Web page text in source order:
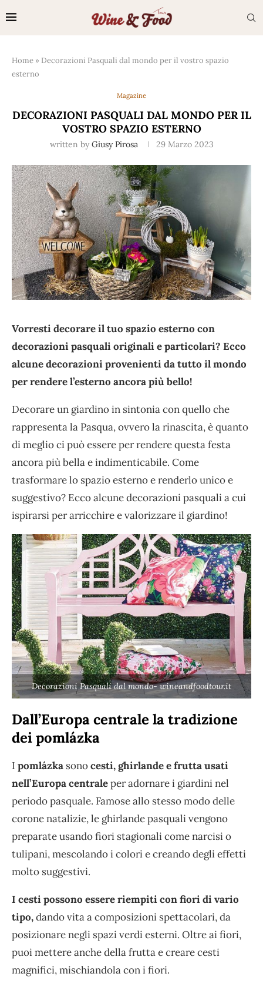
Home » Decorazioni Pasquali dal mondo per il vostro spazio
esterno
Magazine
DECORAZIONI PASQUALI DAL MONDO PER IL
VOSTRO SPAZIO ESTERNO
written by Giusy Pirosa 29 Marzo 2023
Vorresti decorare il tuo spazio esterno con
decorazioni pasquali originali e particolari? Ecco
alcune decorazioni provenienti da tutto il mondo
per rendere l’esterno ancora più bello!
Decorare un giardino in sintonia con quello che
rappresenta la Pasqua, ovvero la rinascita, è quanto
di meglio ci può essere per rendere questa festa
ancora più bella e indimenticabile. Come
trasformare lo spazio esterno e renderlo unico e
suggestivo? Ecco alcune decorazioni pasquali a cui
ispirarsi per arricchire e valorizzare il giardino!
Decorazioni Pasquali dal mondo- wineandfoodtour.it
Dall’Europa centrale la tradizione
dei pomlázka
I pomlázka sonocesti, ghirlande e frutta usati
nell’Europa centraleper adornare i giardini nel
periodo pasquale. Famose allo stesso modo delle
corone natalizie, le ghirlande pasquali vengono
preparate usando fiori stagionali come narcisi o
tulipani, mescolando i colori e creando degli effetti
molto suggestivi.
I cesti possono essere riempiti con fiori di vario
tipo,dando vita a composizioni spettacolari, da
posizionare negli spazi verdi esterni. Oltre ai fiori,
puoi mettere anche della frutta e creare cesti
magnifici, mischiandola con i fiori.